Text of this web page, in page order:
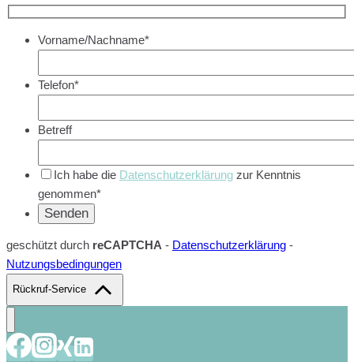
Vorname/Nachname*
Telefon*
Betreff
Ich habe die Datenschutzerklärung zur Kenntnis
genommen*
geschützt durch reCAPTCHA - Datenschutzerklärung -
Nutzungsbedingungen
Rückruf-Service